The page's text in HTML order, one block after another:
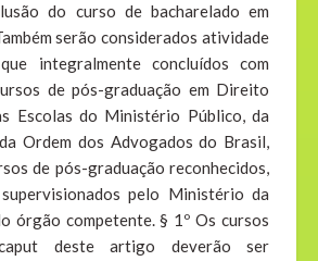
do curso de bacharelado em
serão considerados atividade
integralmente concluídos com
de pós-graduação em Direito
Escolas do Ministério Público, da
Ordem dos Advogados do Brasil,
de pós-graduação reconhecidos,
pelo Ministério da
órgão competente. § 1º Os cursos
deste artigo deverão ser